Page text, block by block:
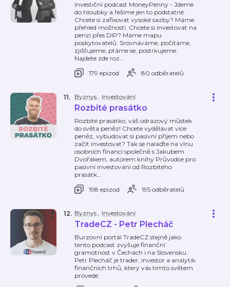
Investiční podcast MoneyPenny - Jdeme
do hloubky a řešíme jen to podstatné.
Chcete si zafixovat vysoké sazby? Máme
přehled možností. Chcete si investovat na
penzi přes DIP? Máme mapu
poskytovatelů. Srovnáváme, počítáme,
zjišťujeme, ptáme se, postrkujeme.
Najdete zde roz…
179 epizod
80 odběratelů
Byznys, Investování
Rozbité prasátko
Rozbité prasátko, váš odrazový můstek
do světa peněz! Chcete vydělávat více
peněz, vybudovat si pasivní příjem nebo
začít investovat? Tak se nalaďte na vlnu
osobních financí společně s Jakubem
Dvořákem, autorem knihy Průvodce pro
pasivní investování od Rozbitého
prasátk…
198 epizod
195 odběratelů
11.
Byznys, Investování
TradeCZ - Petr Plecháč
Burzovní portál TradeCZ stejně jako
tento podcast zvyšuje finanční
gramotnost v Čechách i na Slovensku.
Petr Plecháč je trader, investor a analytik
finančních trhů, který vás tímto světem
provede.
12.